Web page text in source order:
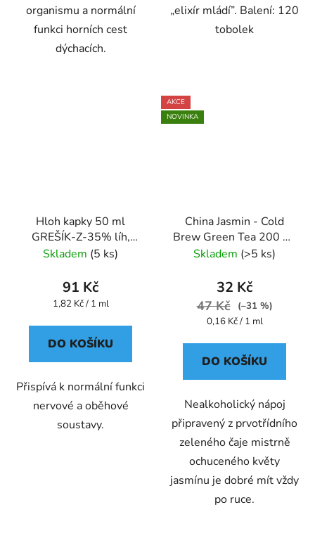
organismu a normální
funkci horních cest
dýchacích.
„elixír mládí”. Balení: 120
tobolek
Hloh kapky 50 ml
GREŠÍK-Z-35% líh,
Bylinné kapky
Skladem (5 ks)
91 Kč
Měrná
1,82 Kč / 1 ml
DO KOŠÍKU
Přispívá k normální funkci
nervové a oběhové
soustavy.
AKCE
NOVINKA
China Jasmin - Cold
Brew Green Tea 200 ml
- Oxalis
Skladem (>5 ks)
32 Kč
47 Kč
(–31 %)
Měrná
0,16 Kč / 1 ml
DO KOŠÍKU
Nealkoholický nápoj
připravený z prvotřídního
zeleného čaje mistrně
ochuceného květy
jasmínu je dobré mít vždy
po ruce.